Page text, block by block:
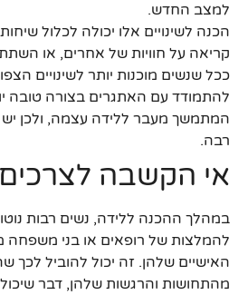
למצב החדש.
הכנה לשינויים אלו יכולה לכלול
קריאה על חוויות של אחרים, או
ככל שנשים מוכנות יותר לשינויים
להתמודד עם האתגרים בצורה טובה
המתמשך מעבר ללידה עצמה, ולכן
רבה.
אי הקשבה
במהלך ההכנה ללידה, נשים רבות
להמלצות של רופאים או בני משפחה
האישיים שלהן. זה יכול להוביל לכך
מהתחושות והרגשות שלהן, דבר שיכול